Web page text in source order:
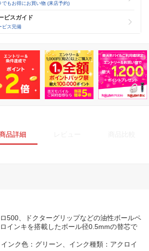
でもお得にお買い物 (来店予約)
ビスガイド
ビス完備
品詳細
500、ドクターグリップなどの油性ボールペ
インキを搭載したボール径0.5mmの替芯で
ンク色：グリーン、インク種類：アクロイ